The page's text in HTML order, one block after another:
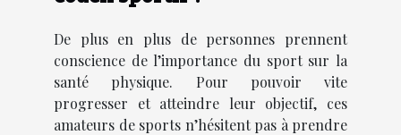
De plus en plus de personnes prennent
conscience de l’importance du sport sur la
santé physique. Pour pouvoir vite
progresser et atteindre leur objectif, ces
amateurs de sports n’hésitent pas à prendre